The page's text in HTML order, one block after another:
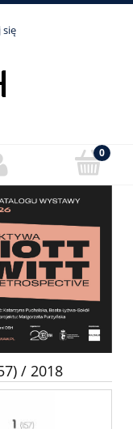
się
/ 2018